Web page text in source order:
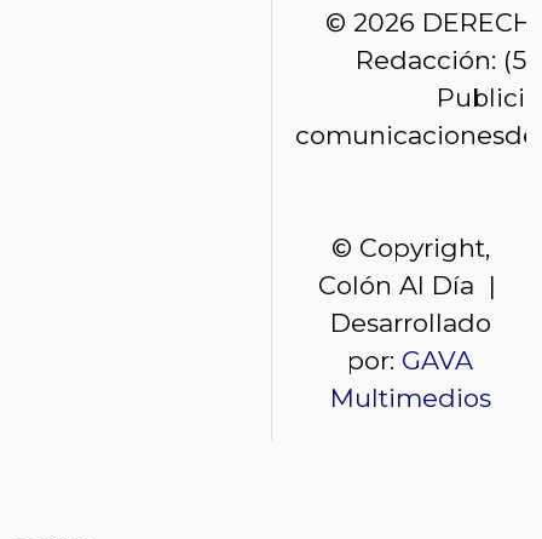
© 2026
Redacción:
© Copyright,
Colón Al Día |
Desarrollado
por: GAVA
Multimedios